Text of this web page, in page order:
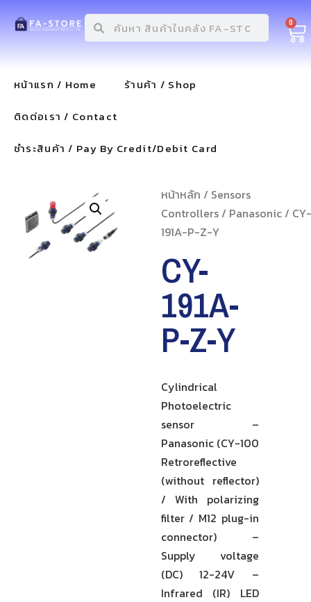
0
หน้าแรก / Home
ร้านค้า / Shop
ติดต่อเรา / Contact
ชำระสินค้า / Pay By Credit/Debit Card
หน้าหลัก / Sensors
Controllers/ Panasonic/ CY-
191A-P-Z-Y
CY-
191A-
P-Z-Y
Cylindrical
Photoelectric
sensor –
Panasonic (CY-100
Retroreflective
(without reflector)
/ With polarizing
filter / M12 plug-in
connector) –
Supply voltage
(DC) 12-24V –
Infrared (IR) LED